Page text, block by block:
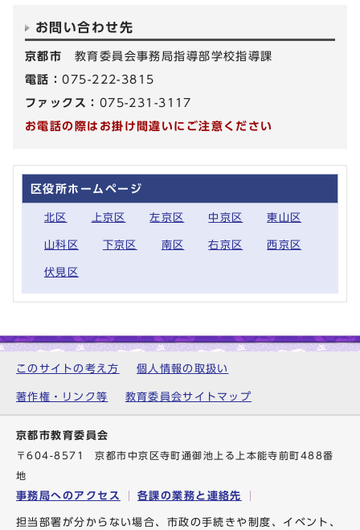
お問い合わせ先
京都市 教育委員会事務局指導部学校指導課
電話：075-222-3815
ファックス： 075-231-3117
お電話の際はお掛け間違いにご注意ください
区役所ホームページ
北区 上京区 左京区 中京区 東山区
山科区 下京区 南区 右京区 西京区
伏見区
このサイトの考え方 個人情報の取扱い
著作権・リンク等 教育委員会サイトマップ
京都市教育委員会
〒604-8571 京都市中京区寺町通御池上る上本能寺前町488番
地
事務局へのアクセス 各課の業務と連絡先
担当部署が分からない場合、市政の手続きや制度、イベント、